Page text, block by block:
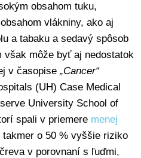
obsahom tuku,
vlákniny, ako aj
a tabaku a sedavý spôsob
môže byť aj nedostatok
v časopise „Cancer“
(UH) Case Medical
University School of
spali v priemere menej
o 50 % vyššie riziko
v porovnaní s ľuďmi,